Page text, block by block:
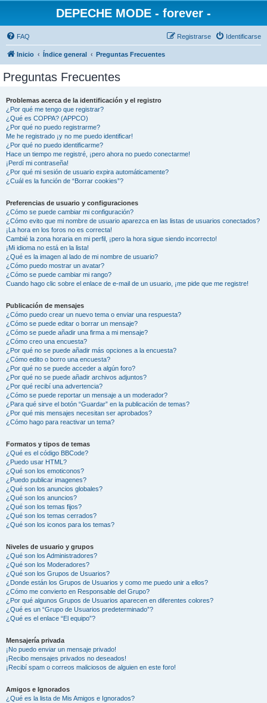
DEPECHE MODE - forever -
FAQ Identificarse
Registrarse
Inicio Índice general Preguntas Frecuentes
Preguntas Frecuentes
Problemas acerca de la identificación y el registro
¿Por qué me tengo que registrar?
¿Qué es COPPA? (APPCO)
¿Por qué no puedo registrarme?
Me he registrado ¡y no me puedo identificar!
¿Por qué no puedo identificarme?
Hace un tiempo me registré, ¡pero ahora no puedo conectarme!
¡Perdí mi contraseña!
¿Por qué mi sesión de usuario expira automáticamente?
¿Cuál es la función de “Borrar cookies”?
Preferencias de usuario y configuraciones
¿Cómo se puede cambiar mi configuración?
¿Cómo evito que mi nombre de usuario aparezca en las listas de usuarios conectados?
¡La hora en los foros no es correcta!
Cambié la zona horaria en mi perfil, ¡pero la hora sigue siendo incorrecto!
¡Mi idioma no está en la lista!
¿Qué es la imagen al lado de mi nombre de usuario?
¿Cómo puedo mostrar un avatar?
¿Cómo se puede cambiar mi rango?
Cuando hago clic sobre el enlace de e-mail de un usuario, ¡me pide que me registre!
Publicación de mensajes
¿Cómo puedo crear un nuevo tema o enviar una respuesta?
¿Cómo se puede editar o borrar un mensaje?
¿Cómo se puede añadir una firma a mi mensaje?
¿Cómo creo una encuesta?
¿Por qué no se puede añadir más opciones a la encuesta?
¿Cómo edito o borro una encuesta?
¿Por qué no se puede acceder a algún foro?
¿Por qué no se puede añadir archivos adjuntos?
¿Por qué recibí una advertencia?
¿Cómo se puede reportar un mensaje a un moderador?
¿Para qué sirve el botón “Guardar” en la publicación de temas?
¿Por qué mis mensajes necesitan ser aprobados?
¿Cómo hago para reactivar un tema?
Formatos y tipos de temas
¿Qué es el código BBCode?
¿Puedo usar HTML?
¿Qué son los emoticonos?
¿Puedo publicar imagenes?
¿Qué son los anuncios globales?
¿Qué son los anuncios?
¿Qué son los temas fijos?
¿Qué son los temas cerrados?
¿Qué son los iconos para los temas?
Niveles de usuario y grupos
¿Qué son los Administradores?
¿Qué son los Moderadores?
¿Qué son los Grupos de Usuarios?
¿Donde están los Grupos de Usuarios y como me puedo unir a ellos?
¿Cómo me convierto en Responsable del Grupo?
¿Por qué algunos Grupos de Usuarios aparecen en diferentes colores?
¿Qué es un “Grupo de Usuarios predeterminado”?
¿Qué es el enlace “El equipo”?
Mensajería privada
¡No puedo enviar un mensaje privado!
¡Recibo mensajes privados no deseados!
¡Recibí spam o correos maliciosos de alguien en este foro!
Amigos e Ignorados
¿Qué es la lista de Mis Amigos e Ignorados?